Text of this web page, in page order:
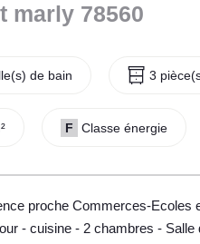
marly 78560
de bain 3
F Classe énergie
proche Commerces-Ecoles
- cuisine - 2 chambres -